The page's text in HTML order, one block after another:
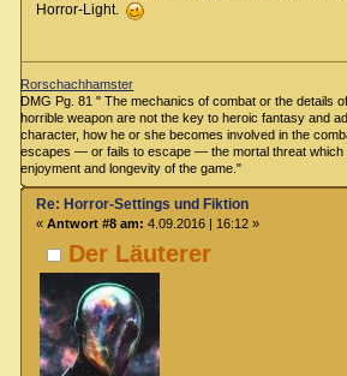
Horror-Light.
Rorschachhamster
DMG Pg. 81 " The mechanics of combat or the details
horrible weapon are not the key to heroic fantasy and
character, how he or she becomes involved in the
escapes — or fails to escape — the mortal threat which
enjoyment and longevity of the game."
Der Läuterer
Re: Horror-Settings und Fiktion
« Antwort #8 am: 4.09.2016 | 16:12 »